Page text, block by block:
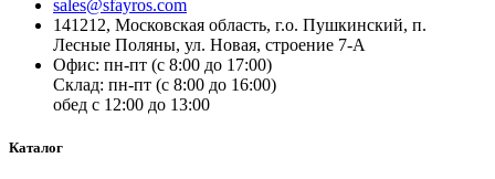
sales@sfayros.com
141212, Московская область, г.о. Пушкинский, п.
Лесные Поляны, ул. Новая, строение 7-А
Офис: пн-пт (с 8:00 до 17:00)
Склад: пн-пт (с 8:00 до 16:00)
обед с 12:00 до 13:00
Каталог